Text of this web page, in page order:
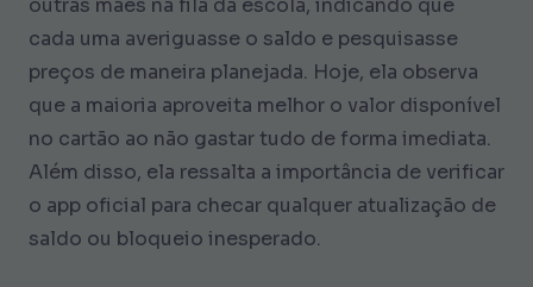
cada uma averiguasse o saldo e pesquisasse
preços de maneira planejada. Hoje, ela observa
que a maioria aproveita melhor o valor disponível
no cartão ao não gastar tudo de forma imediata.
Além disso, ela ressalta a importância de verificar
o app oficial para checar qualquer atualização de
saldo ou bloqueio inesperado.